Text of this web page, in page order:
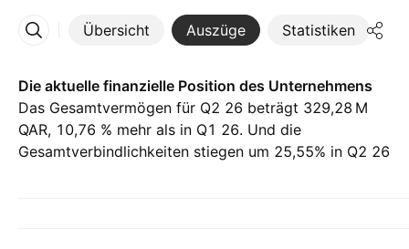
Übersicht Auszüge Statistiken
Mehr
Die aktuelle finanzielle Position des Unternehmens
Das Gesamtvermögen für Q2 26 beträgt ‪329,28 M‬
QAR, 10,76 % mehr als in Q1 26. Und die
Gesamtverbindlichkeiten stiegen um 25,55% in Q2 26